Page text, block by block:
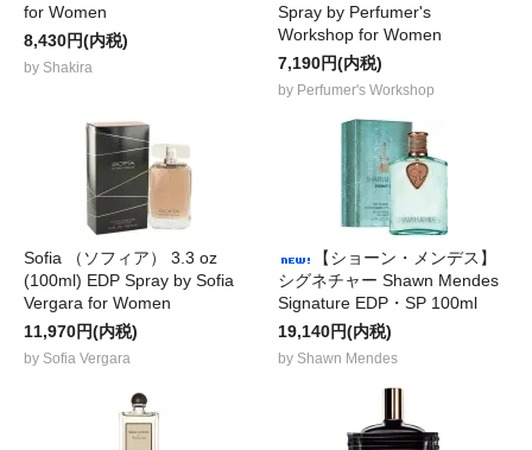
for Women
8,430円(内税)
by Shakira
Spray by Perfumer's
Workshop for Women
7,190円(内税)
by Perfumer's Workshop
Sofia （ソフィア） 3.3 oz
(100ml) EDP Spray by Sofia
Vergara for Women
11,970円(内税)
by Sofia Vergara
【ショーン・メンデス】
シグネチャー Shawn Mendes
Signature EDP・SP 100ml
19,140円(内税)
by Shawn Mendes